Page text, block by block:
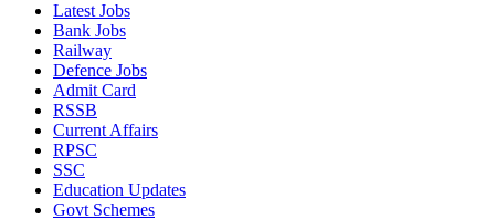
Latest Jobs
Bank Jobs
Railway
Defence Jobs
Admit Card
RSSB
Current Affairs
RPSC
SSC
Education Updates
Govt Schemes